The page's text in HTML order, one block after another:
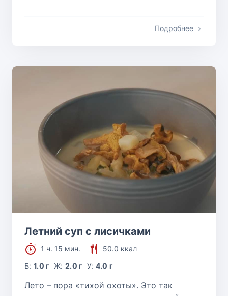
Подробнее
Летний суп с лисичками
1 ч. 15 мин.
50.0 ккал
Б:1.0 г Ж: 2.0 г У: 4.0 г
Лето – пора «тихой охоты». Это так